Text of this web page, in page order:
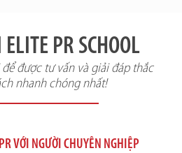
PR SCHOOL
được tư vấn và giải đáp thắc
nhanh chóng nhất!
VỚI NGƯỜI CHUYÊN NGHIỆP